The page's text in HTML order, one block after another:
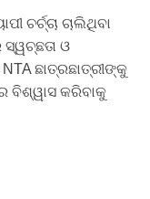
ଚର୍ଚ୍ଚା ଚାଲିଥିବା
ଓ
ଛାତ୍ରଛାତ୍ରୀଙ୍କୁ
ବିଶ୍ୱାସ କରିବାକୁ